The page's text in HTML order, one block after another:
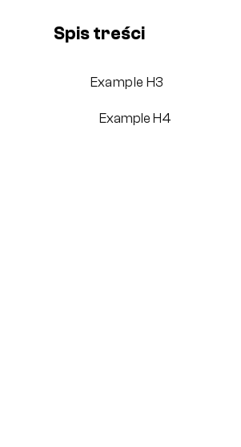
Spis treści
Example H3
Example H4